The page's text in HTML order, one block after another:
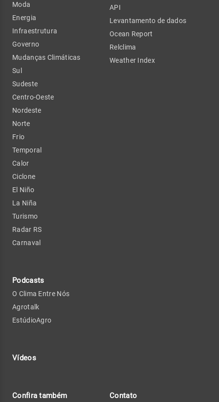
Moda
Energia
Infraestrutura
Governo
Mudanças Climáticas
Sul
Sudeste
Centro-Oeste
Nordeste
Norte
Frio
Temporal
Calor
Ciclone
El Niño
La Niña
Turismo
Radar RS
Carnaval
Podcasts
O Clima Entre Nós
Agrotalk
EstúdioAgro
Vídeos
API
Levantamento de dados
Ocean Report
Relclima
Weather Index
Confira também Contato